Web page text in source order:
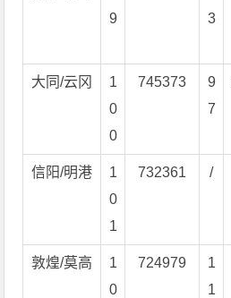
9
3
大同/云冈
1
0
0
745373
9
7
信阳/明港
1
0
1
732361 /
敦煌/莫高
1
0
724979
1
1